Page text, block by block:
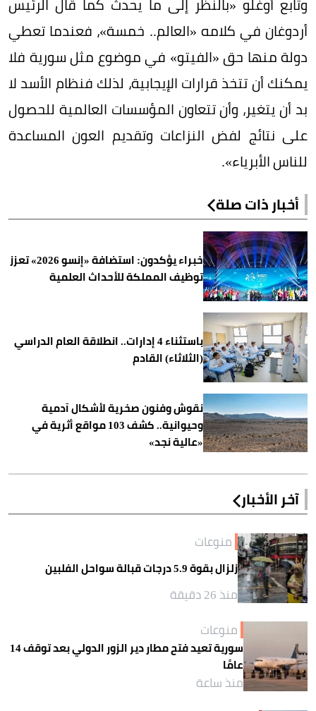
أردوغان في كلامه «العالم.. خمسة»، فعندما تعطي
دولة منها حق «الفيتو» في موضوع مثل سورية فلا
يمكنك أن تتخذ قرارات الإيجابية، لذلك فنظام الأسد لا
بد أن يتغير، وأن تتعاون المؤسسات العالمية للحصول
على نتائج لفض النزاعات وتقديم العون المساعدة
للناس الأبرياء».
أخبار ذات صلة
خبراء يؤكدون: استضافة «إنسو 2026» تعزز
توظيف المملكة للأحداث العلمية
باستثناء 4 إدارات.. انطلاقة العام الدراسي
(الثلاثاء) القادم
نقوش وفنون صخرية لأشكال آدمية
وحيوانية.. كشف 103 مواقع أثرية في
«عالية نجد»
آخر الأخبار
منوعات
زلزال بقوة 5.9 درجات قبالة سواحل الفلبين
منذ 26 دقيقة
منوعات
سورية تعيد فتح مطار دير الزور الدولي بعد توقف 14
عامًا
منذ ساعة